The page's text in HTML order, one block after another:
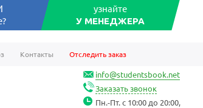
узнайте
У МЕНЕДЖЕРА
Контакты Отследить заказ
info@studentsbook.net
Заказать звонок
Пн.-Пт. с 10:00 до 20:00,